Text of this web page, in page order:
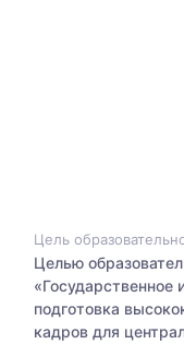
Цель
Целью
«Государственное
подготовка
кадров для